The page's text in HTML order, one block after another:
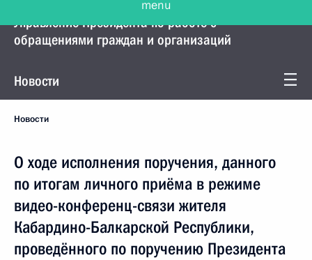
Управление Президента по работе с
обращениями граждан и организаций
Новости
Новости
О ходе исполнения поручения, данного
по итогам личного приёма в режиме
видео-конференц-связи жителя
Кабардино-Балкарской Республики,
проведённого по поручению Президента